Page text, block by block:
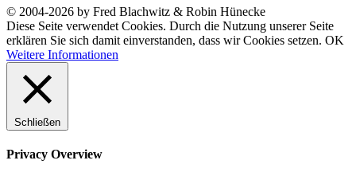
© 2004-2026 by Fred Blachwitz & Robin Hünecke
Diese Seite verwendet Cookies. Durch die Nutzung unserer Seite
erklären Sie sich damit einverstanden, dass wir Cookies setzen. OK
Weitere Informationen
Schließen
Privacy Overview